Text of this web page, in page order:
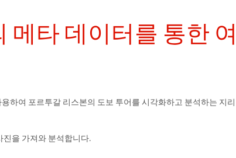
메타 데이터를 통한
하여 포르투갈 리스본의 도보 투어를 시각화하고 분석하는 지
진을 가져와 분석합니다.